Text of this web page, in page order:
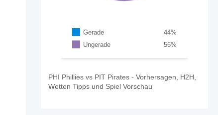
Gerade %
44
Ungerade
%
56
PHI Phillies vs PIT Pirates - Vorhersagen, H2H,
Wetten Tipps und Spiel Vorschau